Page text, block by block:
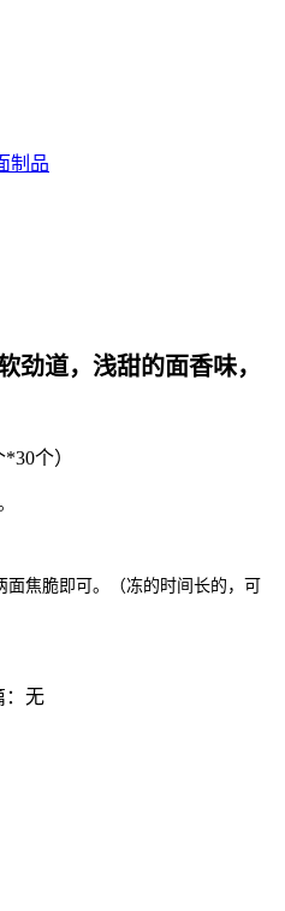
制品
劲道，浅甜的面香味，
个）
焦脆即可。（冻的时间长的，可
无